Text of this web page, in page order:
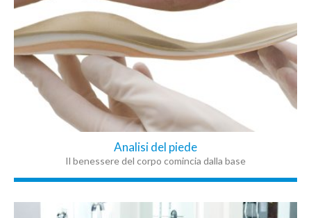
Analisi del piede
Il benessere del corpo comincia dalla base